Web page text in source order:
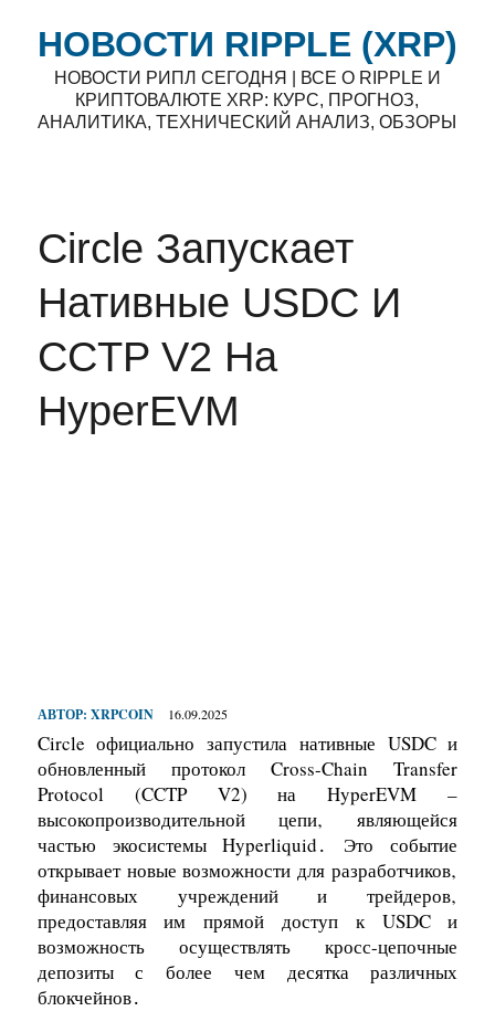
НОВОСТИ RIPPLE (XRP)
НОВОСТИ РИПЛ СЕГОДНЯ | ВСЕ О RIPPLE И
КРИПТОВАЛЮТЕ XRP: КУРС, ПРОГНОЗ,
АНАЛИТИКА, ТЕХНИЧЕСКИЙ АНАЛИЗ, ОБЗОРЫ
Circle Запускает
Нативные USDC И
CCTP V2 На
HyperEVM
АВТОР: XRPCOIN 16.09.2025
Circle официально запустила нативные USDC и
обновленный протокол Cross-Chain Transfer
Protocol (CCTP V2) на HyperEVM –
высокопроизводительной цепи‚ являющейся
частью экосистемы Hyperliquid․ Это событие
открывает новые возможности для разработчиков‚
финансовых учреждений и трейдеров‚
предоставляя им прямой доступ к USDC и
возможность осуществлять кросс-цепочные
депозиты с более чем десятка различных
блокчейнов․